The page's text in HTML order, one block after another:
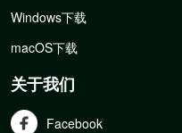
Windows下载
macOS下载
关于我们
Facebook